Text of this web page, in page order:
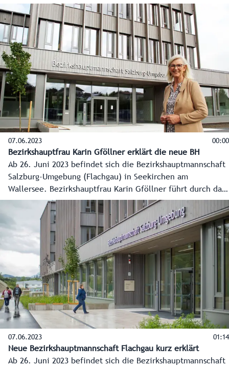
nach Seekirchen am Wallersee. Danach starten sie den
Arbeitstag bereits in den neuen Räumlichkeiten.
07.06.2023 00:00
Bezirkshauptfrau Karin Gföllner erklärt die neue BH
Ab 26. Juni 2023 befindet sich die Bezirkshauptmannschaft
Salzburg-Umgebung (Flachgau) in Seekirchen am
Wallersee. Bezirkshauptfrau Karin Gföllner führt durch das
neue, moderne Verwaltungsgebäude mit großem
Bürgerservice. Die letzten Arbeiten müssen noch erledigt
werden, aber am 26. Juni geht es los.
07.06.2023 01:14
Neue Bezirkshauptmannschaft Flachgau kurz erklärt
Ab 26. Juni 2023 befindet sich die Bezirkshauptmannschaft